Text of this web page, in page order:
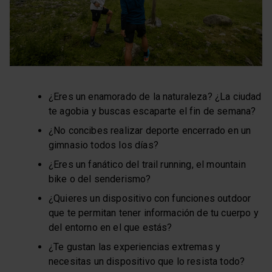
¿Eres un enamorado de la naturaleza? ¿La ciudad
te agobia y buscas escaparte el fin de semana?
¿No concibes realizar deporte encerrado en un
gimnasio todos los días?
¿Eres un fanático del trail running, el mountain
bike o del senderismo?
¿Quieres un dispositivo con funciones outdoor
que te permitan tener información de tu cuerpo y
del entorno en el que estás?
¿Te gustan las experiencias extremas y
necesitas un dispositivo que lo resista todo?